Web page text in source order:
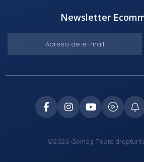
Newsletter
©2026 Gomag. Toate